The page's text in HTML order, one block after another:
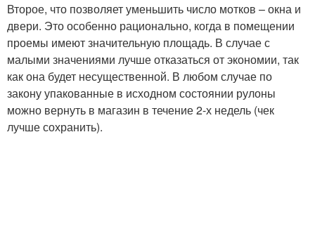
Второе, что позволяет уменьшить число мотков – окна и
двери. Это особенно рационально, когда в помещении
проемы имеют значительную площадь. В случае с
малыми значениями лучше отказаться от экономии, так
как она будет несущественной. В любом случае по
закону упакованные в исходном состоянии рулоны
можно вернуть в магазин в течение 2-х недель (чек
лучше сохранить).